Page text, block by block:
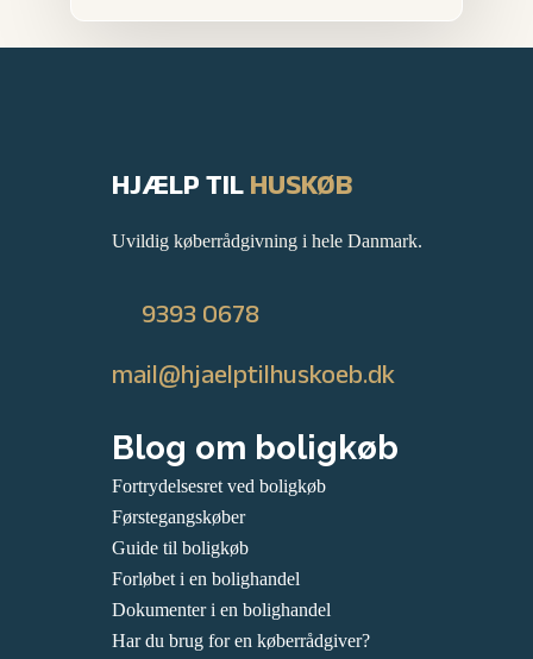
HJÆLP TIL HUSKØB
Uvildig køberrådgivning i hele Danmark.
9393 0678
mail@hjaelptilhuskoeb.dk
Blog om boligkøb
Fortrydelsesret ved boligkøb
Førstegangskøber
Guide til boligkøb
Forløbet i en bolighandel
Dokumenter i en bolighandel
Har du brug for en køberrådgiver?